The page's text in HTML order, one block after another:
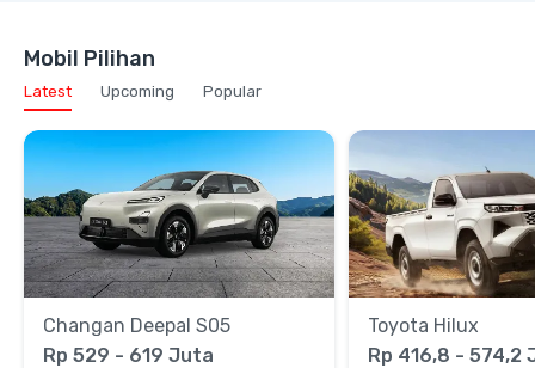
Mobil Pilihan
Latest Upcoming Popular
Changan Deepal S05
Rp 529 - 619 Juta
Toyota Hilux
Rp 416,8 - 574,2